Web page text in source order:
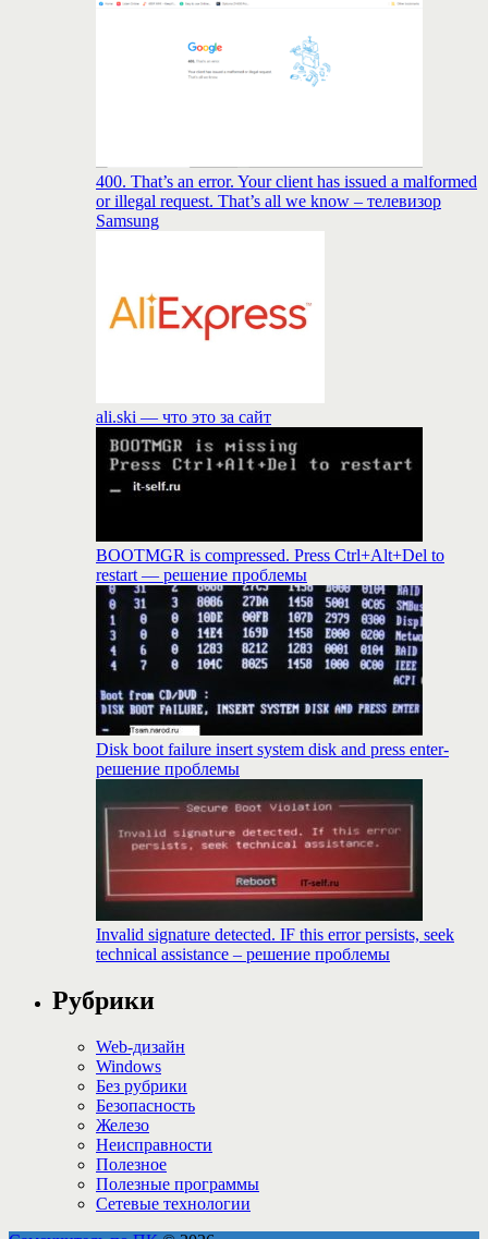
400. That’s an error. Your client has issued a malformed
or illegal request. That’s all we know – телевизор
Samsung
ali.ski — что это за сайт
BOOTMGR is compressed. Press Ctrl+Alt+Del to
restart — решение проблемы
Disk boot failure insert system disk and press enter-
решение проблемы
Invalid signature detected. IF this error persists, seek
technical assistance – решение проблемы
Рубрики
Web-дизайн
Windows
Без рубрики
Безопасность
Железо
Неисправности
Полезное
Полезные программы
Сетевые технологии